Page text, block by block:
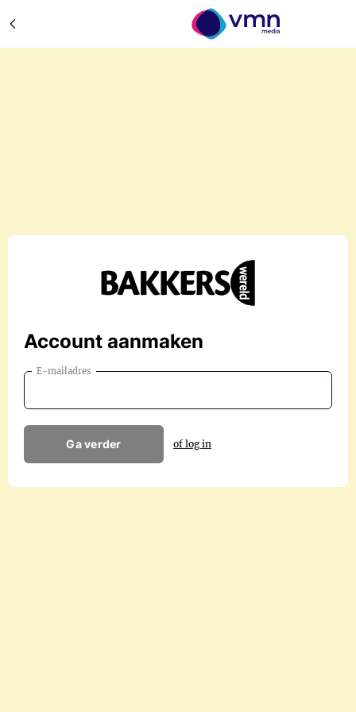
Account aanmaken
E-mailadres
Ga verder of log in